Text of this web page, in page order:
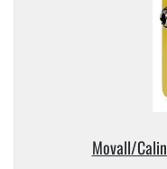
Movall/​